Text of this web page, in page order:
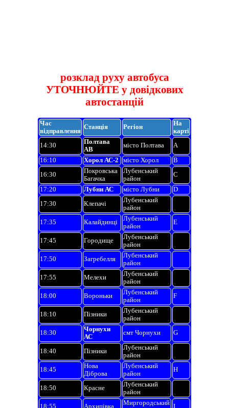
розклад руху автобуса
УТОЧНЮЙТЕ у довідкових
автостанцій
Час
відправлення
Станція Регіон
На
карті
14:30
Полтава
АВ
місто Полтава A
16:10 Хорол АС-2 місто Хорол
B
16:30
Покровська
Багачка
Лубенський
район
C
17:20 Лубни АС місто Лубни
D
17:30
Клепачі
Лубенський
район
17:35
Калайдинці
Лубенський
район
E
17:45 Городище
Лубенський
район
17:50
Загребелля
Лубенський
район
17:55
Мелехи
Лубенський
район
18:00
Вороньки
Лубенський
район
F
18:10 Пізники
Лубенський
район
18:30
Чорнухи
АС
смт Чорнухи G
18:40 Пізники
Лубенський
район
18:45
Нова
Діброва
Лубенський
район
H
18:50 Красне
Лубенський
район
18:55
Архипівка
Миргородський I